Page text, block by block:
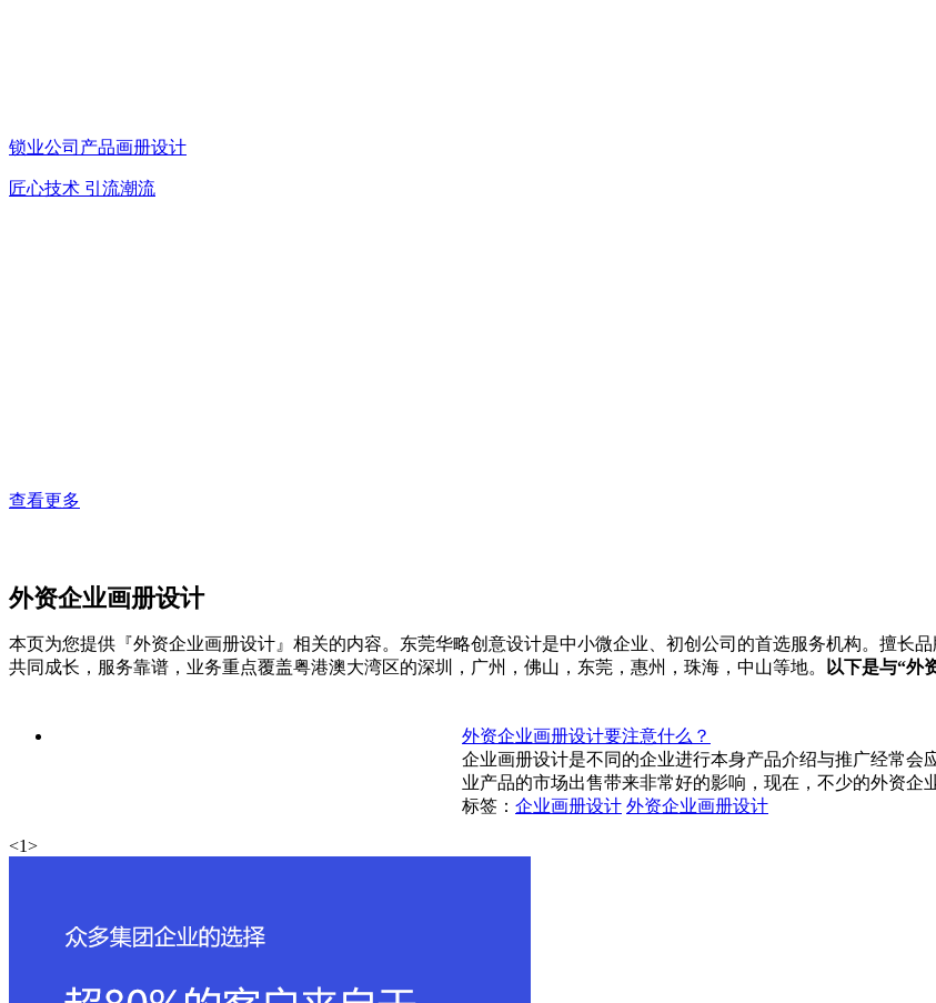
锁业公司产品画册设计
匠心技术 引流潮流
查看更多
外资企业画册设计
本页为您提供『外资企业画册设计』相关的内容。东莞华略创意设计是中小微企业、初创公司的首选服务机构。擅长
共同成长，服务靠谱，业务重点覆盖粤港澳大湾区的深圳，广州，佛山，东莞，惠州，珠海，中山等地。
以下是与“外
外资企业画册设计要注意什么？
企业画册设计是不同的企业进行本身产品介绍与推广经常
业产品的市场出售带来非常好的影响，现在，不少的外资企
标签： 企业画册设计 外资企业画册设计
<1>